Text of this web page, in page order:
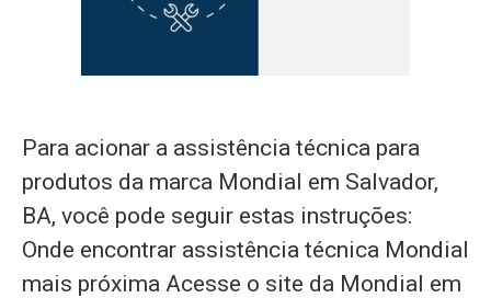
Para acionar a assistência técnica para
produtos da marca Mondial em Salvador,
BA, você pode seguir estas instruções:
Onde encontrar assistência técnica Mondial
mais próxima Acesse o site da Mondial em